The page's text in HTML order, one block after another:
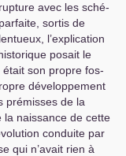
avec les sché­
sortis de
l’expli­ca­tion
posait le
était son propre fos­
déve­lop­pe­ment
pré­mis­ses de la
la nais­sance de cette
conduite par
qui n’avait rien à